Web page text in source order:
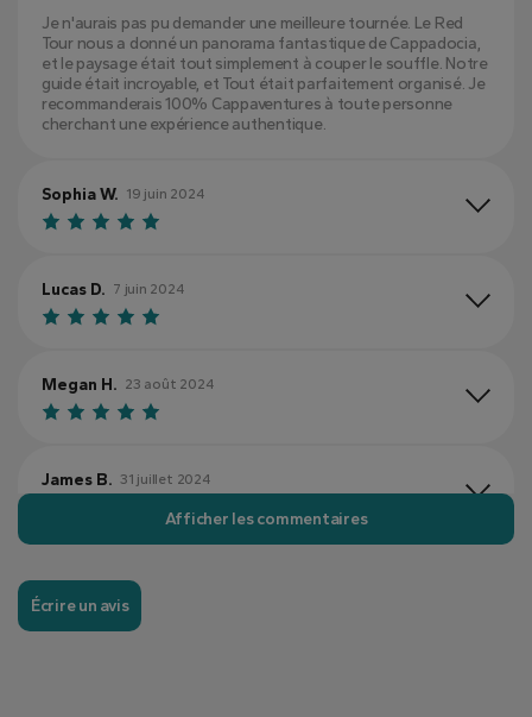
Je n'aurais pas pu demander une meilleure tournée. Le Red
Tour nous a donné un panorama fantastique de Cappadocia,
et le paysage était tout simplement à couper le souffle. Notre
guide était incroyable, et Tout était parfaitement organisé. Je
recommanderais 100% Cappaventures à toute personne
cherchant une expérience authentique.
Sophia W. 19 juin 2024
Lucas D. 7 juin 2024
Megan H. 23 août 2024
James B. 31 juillet 2024
Afficher les commentaires
Écrire un avis